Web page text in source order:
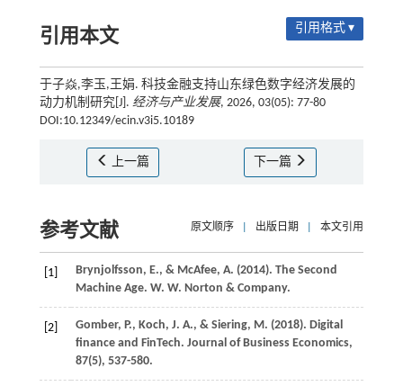
引用本文 引用格式 ▾
于子焱,李玉,王娟. 科技金融支持山东绿色数字经济发展的
动力机制研究[J]. 经济与产业发展, 2026, 03(05): 77-80
DOI:10.12349/ecin.v3i5.10189
上一篇 下一篇
参考文献 原文顺序 出版日期 本文引用
[1] Brynjolfsson, E., & McAfee, A. (2014). The Second
Machine Age. W. W. Norton & Company.
[2] Gomber, P., Koch, J. A., & Siering, M. (2018). Digital
finance and FinTech. Journal of Business Economics,
87(5), 537-580.